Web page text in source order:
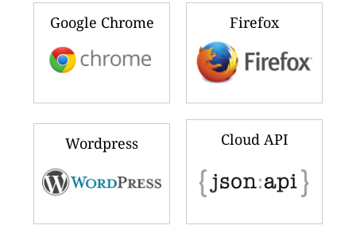
Google Chrome Firefox
Wordpress Cloud API